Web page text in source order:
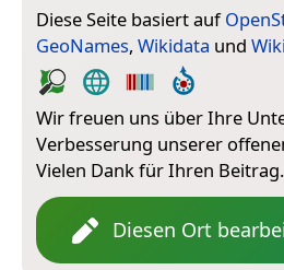
Diese Seite basiert auf
GeoNames, Wikidata und
Wir freuen uns über Ihre
Verbesserung unserer
Vielen Dank für Ihren Beitrag.
Diesen Ort